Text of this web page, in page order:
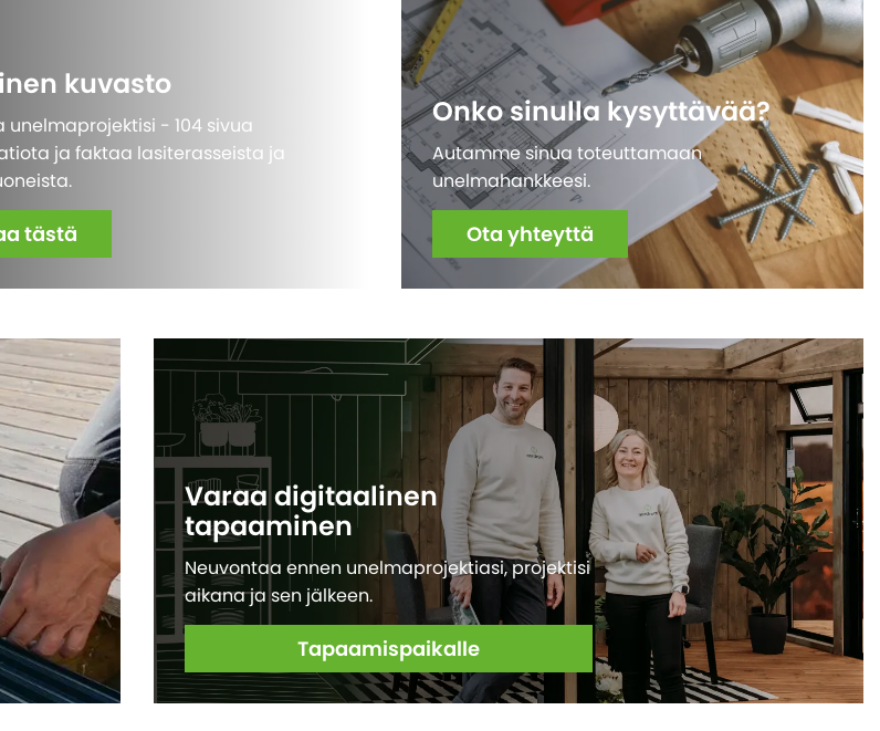
kuvasto
unelmaprojektisi - 104 sivua
ja faktaa lasiterasseista ja
tästä
Onko sinulla kysyttävää?
Autamme sinua toteuttamaan
unelmahankkeesi.
Ota yhteyttä
Varaa digitaalinen
tapaaminen
Neuvontaa ennen unelmaprojektiasi, projektisi
aikana ja sen jälkeen.
Tapaamispaikalle